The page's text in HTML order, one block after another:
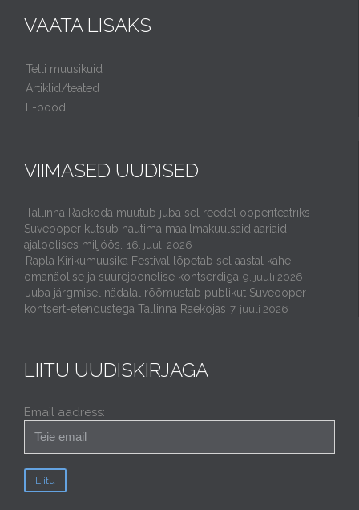
VAATA LISAKS
Telli muusikuid
Artiklid/teated
E-pood
VIIMASED UUDISED
Tallinna Raekoda muutub juba sel reedel ooperiteatriks –
Suveooper kutsub nautima maailmakuulsaid aariaid
ajaloolises miljöös.
16. juuli 2026
Rapla Kirikumuusika Festival lõpetab sel aastal kahe
omanäolise ja suurejoonelise kontserdiga 9. juuli 2026
Juba järgmisel nädalal rõõmustab publikut Suveooper
kontsert-etendustega Tallinna Raekojas 7. juuli 2026
LIITU UUDISKIRJAGA
Email aadress: